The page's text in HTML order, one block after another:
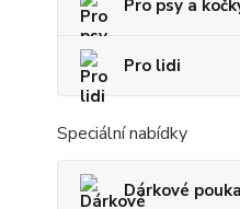
Pro psy a
Pro lidi
Speciální nabídky
Dárkové